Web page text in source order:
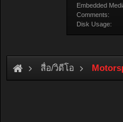
Embedded
Comments:
Disk Usage:
สื่อ/วิดีโอ